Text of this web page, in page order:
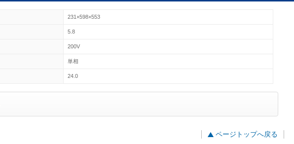
231×598×553
5.8
200V
単相
24.0
ページトップへ戻る